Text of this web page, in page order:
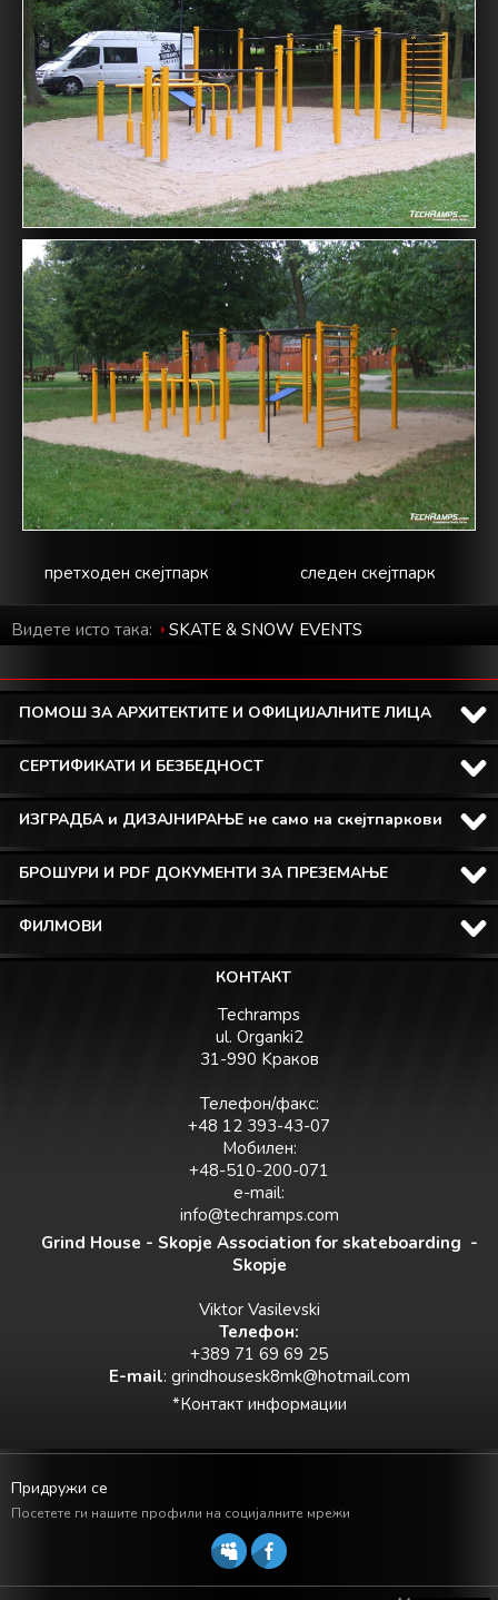
следен скејтпарк
претходен скејтпарк
Видете исто така: SKATE & SNOW EVENTS
ПОМОШ ЗА АРХИТЕКТИТЕ И ОФИЦИЈАЛНИТЕ ЛИЦА
СЕРТИФИКАТИ И БЕЗБЕДНОСТ
ИЗГРАДБА и ДИЗАЈНИРАЊЕ не само на скејтпаркови
БРОШУРИ И PDF ДОКУМЕНТИ ЗА ПРЕЗЕМАЊЕ
ФИЛМОВИ
КОНТАКТ
Techramps
ul. Organki2
31-990 Kраков
Телефон/факс:
+48 12 393-43-07
Мобилен:
+48-510-200-071
e-mail:
info@techramps.com
Grind House - Skopje Association for skateboarding -
Skopje
Viktor Vasilevski
Teлефон:
+389 71 69 69 25
E-mail: grindhousesk8mk@hotmail.com
*Контакт информации
Придружи се
Посетете ги нашите профили на социјалните мрежи